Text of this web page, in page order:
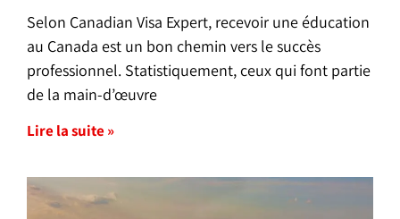
Selon Canadian Visa Expert, recevoir une éducation
au Canada est un bon chemin vers le succès
professionnel. Statistiquement, ceux qui font partie
de la main-d’œuvre
Lire la suite »